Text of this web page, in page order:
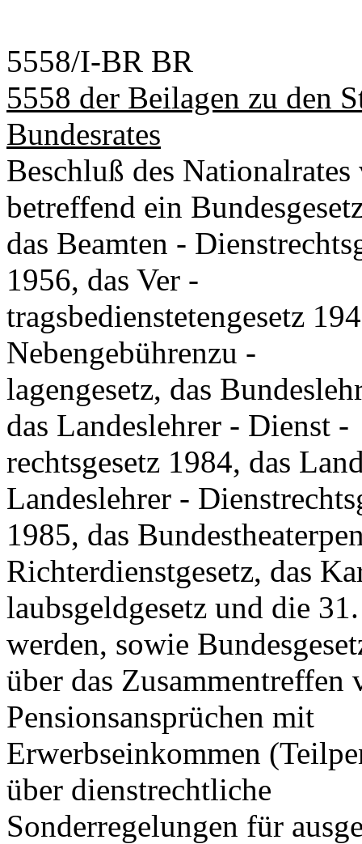
5558/I-BR BR
5558 der Beilagen zu den
Bundesrates
Beschluß des
betreffend ein
das Beamten -
1956, das Ver -
tragsbedienstetengesetz
Nebengebührenzu -
lagengesetz, das
das Landeslehrer - Dienst -
rechtsgesetz 1984, das
Landeslehrer -
1985, das
Richterdienstgesetz, das
laubsgeldgesetz und die
werden, sowie
über das
Pensionsansprüchen mit
Erwerbseinkommen
über dienstrechtliche
Sonderregelungen für